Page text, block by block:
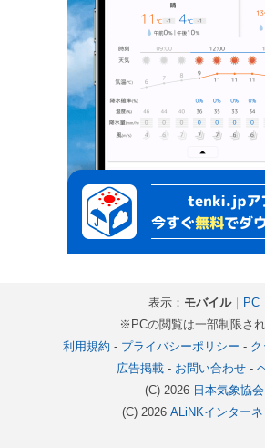
表示： モバイル｜ PC
※PCの閲覧は一部制限さ
利用規約 - プライバシーポリシー -
広告掲載- お問い合わせ-
(C) 2026 日本気象協会
(C) 2026 ALiNKインターネ